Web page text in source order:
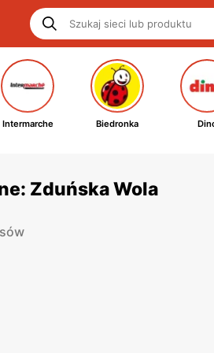
Intermarche Biedronka
Zduńska Wola